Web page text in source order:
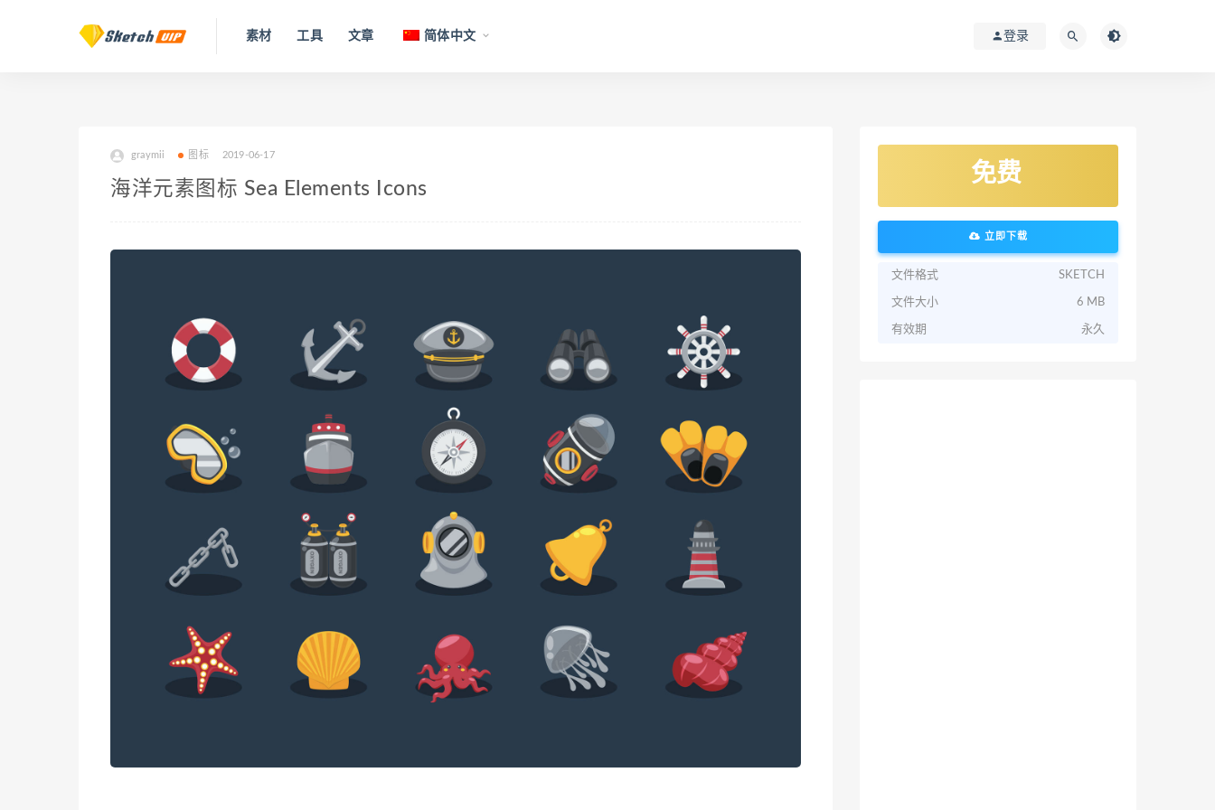
素材 工具 文章 简体中文 登录
graymii 图标 2019-06-17
海洋元素图标 Sea Elements Icons
免费
立即下载
文件格式 SKETCH
文件大小 6 MB
有效期 永久